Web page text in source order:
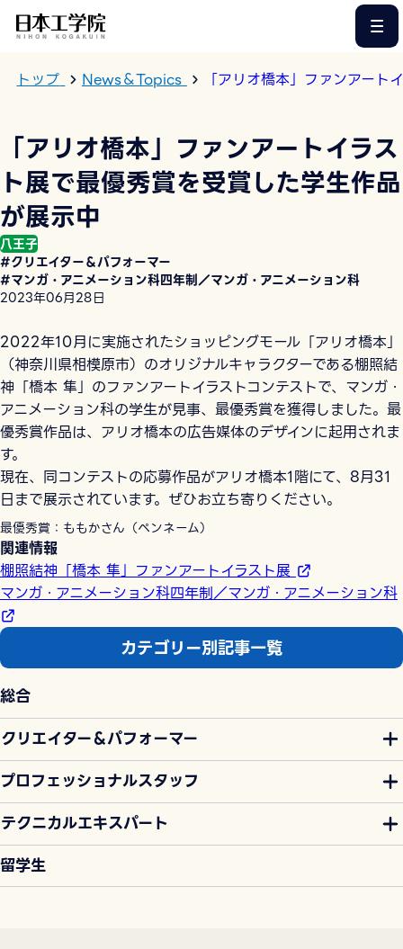
トップ News＆Topics 「アリオ橋本」ファンアー
「アリオ橋本」ファンアートイラス
ト展で最優秀賞を受賞した学生作品
が展示中
八王子
#クリエイター＆パフォーマー
#マンガ・アニメーション科四年制／マンガ・アニメーション科
2023年06月28日
2022年10月に実施されたショッピングモール「アリオ橋本」
（神奈川県相模原市）のオリジナルキャラクターである棚照結
神「橋本 隼」のファンアートイラストコンテストで、マンガ・
アニメーション科の学生が見事、最優秀賞を獲得しました。最
優秀賞作品は、アリオ橋本の広告媒体のデザインに起用されま
す。
現在、同コンテストの応募作品がアリオ橋本1階にて、8月31
日まで展示されています。ぜひお立ち寄りください。
最優秀賞：ももかさん（ペンネーム）
関連情報
棚照結神「橋本 隼」ファンアートイラスト展
マンガ・アニメーション科四年制／マンガ・アニメーション科
カテゴリー別記事一覧
総合
クリエイター＆パフォーマー
プロフェッショナルスタッフ
テクニカルエキスパート
留学生